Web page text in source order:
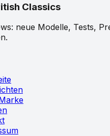
Classics
neue Modelle, Tests,